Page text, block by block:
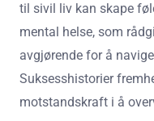
til sivil liv kan skape
mental helse, som
avgjørende for å
Suksesshistorier
motstandskraft i å